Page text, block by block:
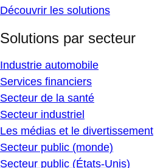
Découvrir les solutions
Solutions par secteur
Industrie automobile
Services financiers
Secteur de la santé
Secteur industriel
Les médias et le divertissement
Secteur public (monde)
Secteur public (États-Unis)